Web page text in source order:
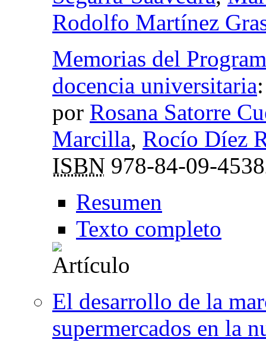
Rodolfo Martínez
Memorias del
docencia universitaria
por Rosana Satorre
Marcilla, Rocío Díez
ISBN 978-84-09-
Resumen
Texto completo
El desarrollo de la
supermercados en la